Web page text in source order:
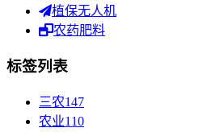
植保无人机
农药肥料
标签列表
三农147
农业110